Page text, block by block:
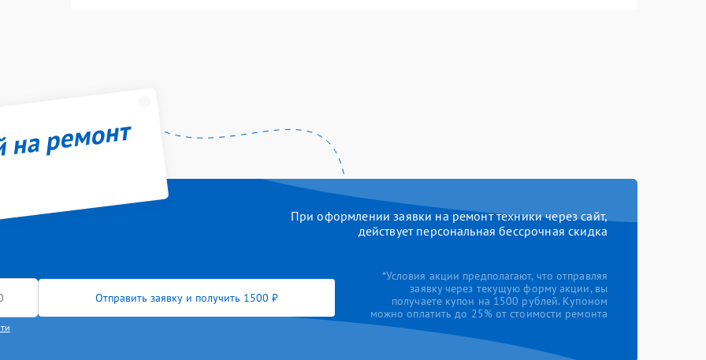
ремонт
При оформлении заявки на ремонт техники через сайт,
действует персональная бессрочная скидка
Отправить заявку и получить 1500 ₽
*Условия акции предполагают, что отправляя
заявку через текущую форму акции, вы
получаете купон на 1500 рублей. Купоном
можно оплатить до 25% от стоимости ремонта